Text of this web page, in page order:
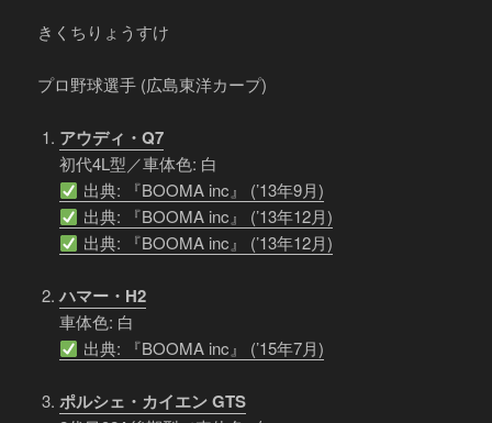
きくちりょうすけ
プロ野球選手 (広島東洋カープ)
アウディ・Q7
初代4L型／車体色: 白
出典: 『BOOMA inc』 (’13年9月)
出典: 『BOOMA inc』 (’13年12月)
出典: 『BOOMA inc』 (’13年12月)
ハマー・H2
車体色: 白
出典: 『BOOMA inc』 (’15年7月)
ポルシェ・カイエン GTS